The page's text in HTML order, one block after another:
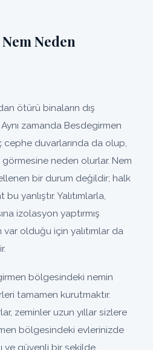
Neden
ötürü binaların dış
zamanda Besdegirmen
cephe duvarlarında da olup,
neden olurlar. Nem
bir durum değildir; halk
yanlıştır. Yalıtımlarla,
izolasyon yaptırmış
olduğu için yalıtımlar da
bölgesindeki nemin
tamamen kurutmaktır.
zeminler uzun yıllar sizlere
bölgesindeki evlerinizde
ve güvenli bir şekilde